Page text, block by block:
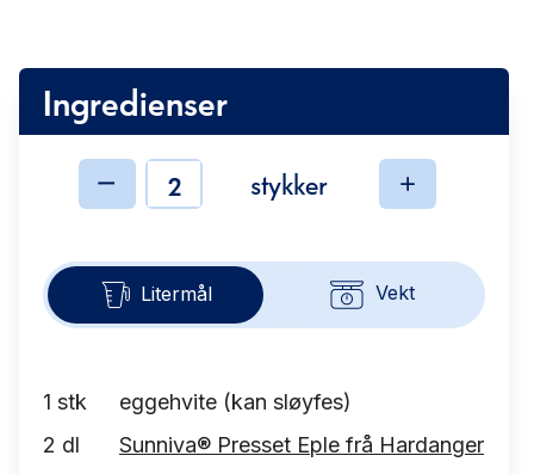
Ingredienser
Ingredienserstykker
Litermål Vekt
1 stk
eggehvite (kan sløyfes)
2 dl
Sunniva® Presset Eple frå Hardanger